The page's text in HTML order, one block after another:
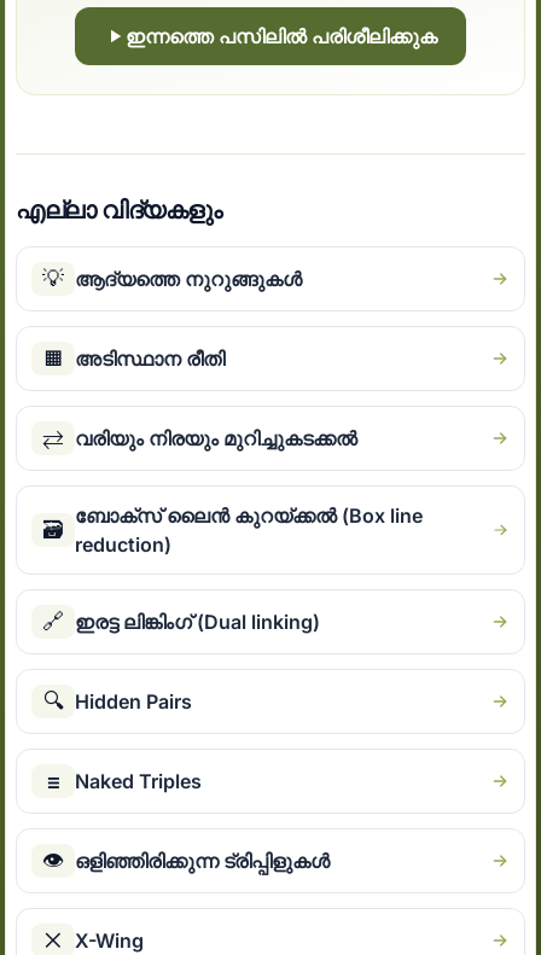
ഇന്നത്തെ പസിലിൽ പരിശീലിക്കുക
എല്ലാ വിദ്യകളും
💡 ആദ്യത്തെ നുറുങ്ങുകൾ
▦ അടിസ്ഥാന രീതി
⇄ വരിയും നിരയും മുറിച്ചുകടക്കൽ
🗃
ബോക്സ് ലൈൻ കുറയ്ക്കൽ (Box line
reduction)
🔗 ഇരട്ട ലിങ്കിംഗ് (Dual linking)
🔍 Hidden Pairs
☰ Naked Triples
👁 ഒളിഞ്ഞിരിക്കുന്ന ട്രിപ്പിളുകൾ
✕ X-Wing